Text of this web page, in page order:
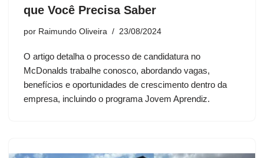
que Você Precisa Saber
por Raimundo Oliveira 23/08/2024
O artigo detalha o processo de candidatura no
McDonalds trabalhe conosco, abordando vagas,
benefícios e oportunidades de crescimento dentro da
empresa, incluindo o programa Jovem Aprendiz.